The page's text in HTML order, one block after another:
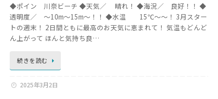
◆ポイン 川奈ビーチ ◆天気／ 晴れ！ ◆海況／ 良好！！ ◆
透明度／ ～10m～15m～！！ ◆水温 15℃～～！ 3月スター
トの週末！ 2日間ともに最高のお天気に恵まれて！ 気温もどんど
ん上がって ほんと気持ち良…
続きを読む
2025年3月2日